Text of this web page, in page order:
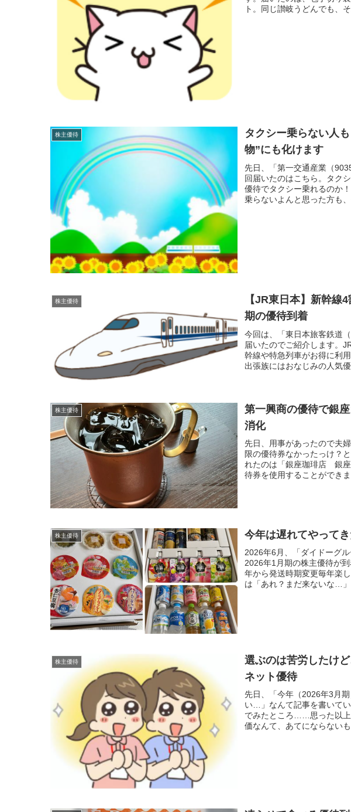
ト。同じ讃岐うどんでも、
株主優待
タクシー乗らない人
物”にも化けます
先日、「第一交通産業（
回届いたのはこちら。タク
優待でタクシー乗れるのか
乗らないよんと思った方も
株主優待
【JR東日本】新幹線
期の優待到着
今回は、「東日本旅客鉄道
届いたのでご紹介します。
幹線や特急列車がお得に利
出張族にはおなじみの人気
株主優待
第一興商の優待で銀
消化
先日、用事があったので夫
限の優待券なかったっけ？
れたのは「銀座珈琲店 銀
待券を使用することができ
株主優待 今年は遅れてやって
2026年6月、「ダイドーグ
2026年1月期の株主優待が
年から発送時期変更毎年楽
は「あれ？まだ来ないな…
株主優待
選ぶのは苦労したけ
ネット優待
先日、「今年（2026年3月
い…」なんて記事を書いて
でみたところ……思った以上
価なんて、あてにならない